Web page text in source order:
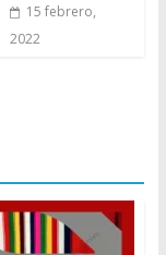
15 febrero,
2022